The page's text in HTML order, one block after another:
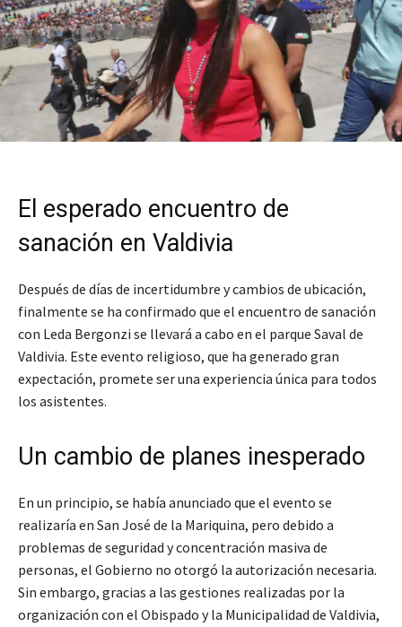
El esperado encuentro de
sanación en Valdivia
Después de días de incertidumbre y cambios de ubicación,
finalmente se ha confirmado que el encuentro de sanación
con Leda Bergonzi se llevará a cabo en el parque Saval de
Valdivia. Este evento religioso, que ha generado gran
expectación, promete ser una experiencia única para todos
los asistentes.
Un cambio de planes inesperado
En un principio, se había anunciado que el evento se
realizaría en San José de la Mariquina, pero debido a
problemas de seguridad y concentración masiva de
personas, el Gobierno no otorgó la autorización necesaria.
Sin embargo, gracias a las gestiones realizadas por la
organización con el Obispado y la Municipalidad de Valdivia,